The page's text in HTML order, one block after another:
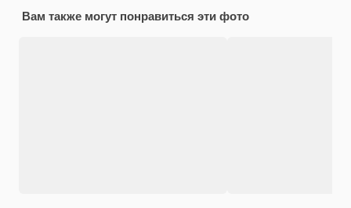
Вам также могут понравиться эти фото